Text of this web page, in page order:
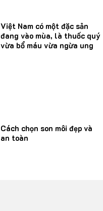
Việt Nam có một đặc sản
đang vào mùa, là thuốc quý
vừa bổ máu vừa ngừa ung
Cách chọn son môi đẹp và
an toàn